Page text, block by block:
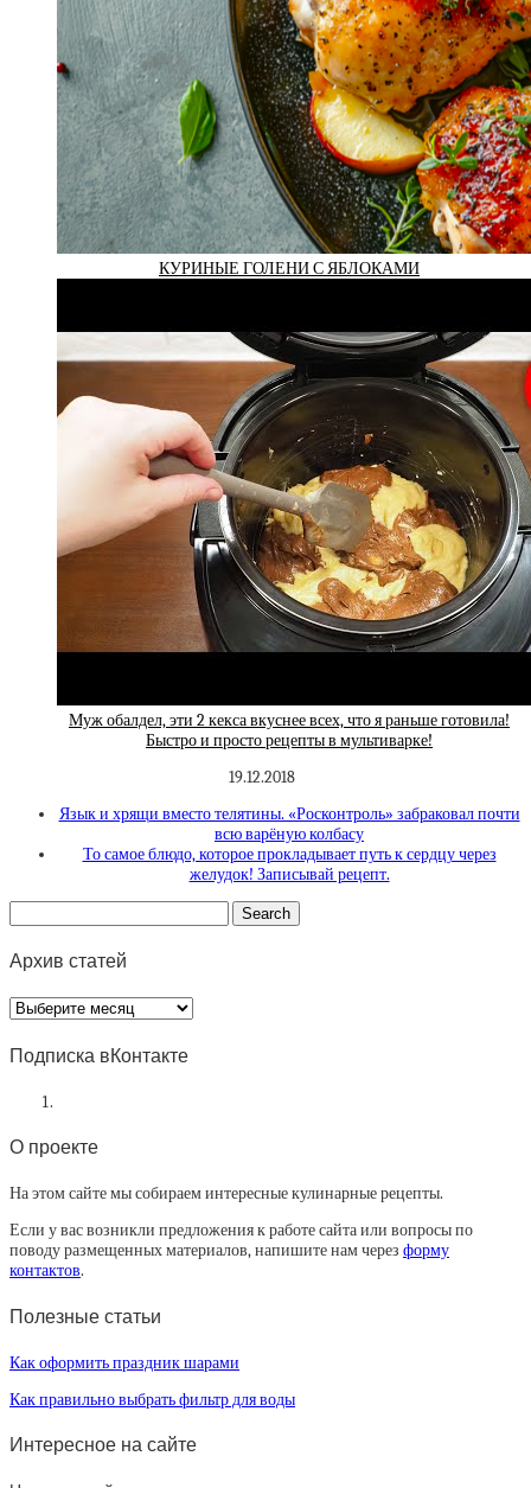
КУРИНЫЕ ГОЛЕНИ С ЯБЛОКАМИ
Муж обалдел, эти 2 кекса вкуснее всех, что я раньше готовила!
Быстро и просто рецепты в мультиварке!
19.12.2018
Язык и хрящи вместо телятины. «Росконтроль» забраковал почти
всю варёную колбасу
То самое блюдо, которое прокладывает путь к сердцу через
желудок! Записывай рецепт.
Архив статей
Архив
статей
Подписка вКонтакте
О проекте
На этом сайте мы собираем интересные кулинарные рецепты.
Если у вас возникли предложения к работе сайта или вопросы по
поводу размещенных материалов, напишите нам через форму
контактов.
Полезные статьи
Как оформить праздник шарами
Как правильно выбрать фильтр для воды
Интересное на сайте